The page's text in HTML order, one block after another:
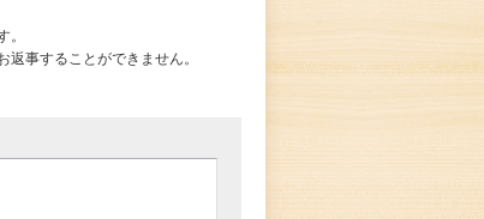
事することができません。